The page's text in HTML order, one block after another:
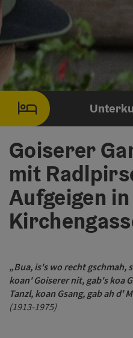
Goiserer
mit
Aufgeigen
„Bua, is's wo recht gschmah,
koan' Goiserer nit, gab's koa
Tanzl, koan Gsang, gab ah d'
(1913-1975)